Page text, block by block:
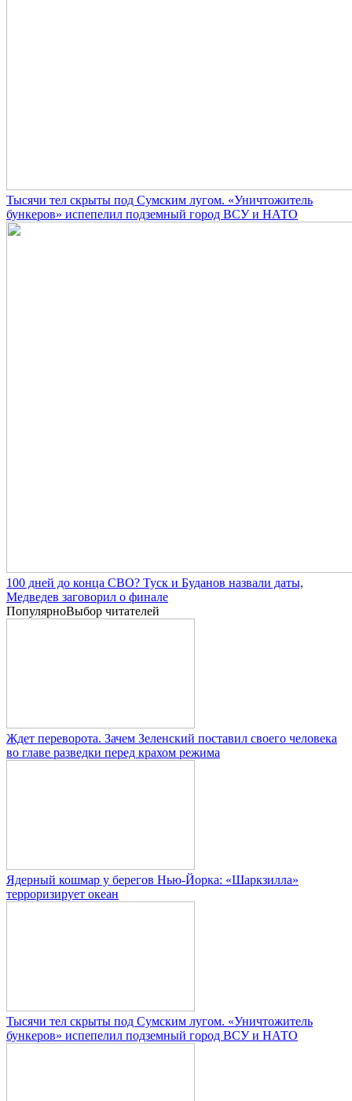
Тысячи тел скрыты под Сумским лугом. «Уничтожитель
бункеров» испепелил подземный город ВСУ и НАТО
100 дней до конца СВО? Туск и Буданов назвали даты,
Медведев заговорил о финале
ПопулярноВыбор читателей
Ждет переворота. Зачем Зеленский поставил своего человека
во главе разведки перед крахом режима
Ядерный кошмар у берегов Нью-Йорка: «Шаркзилла»
терроризирует океан
Тысячи тел скрыты под Сумским лугом. «Уничтожитель
бункеров» испепелил подземный город ВСУ и НАТО